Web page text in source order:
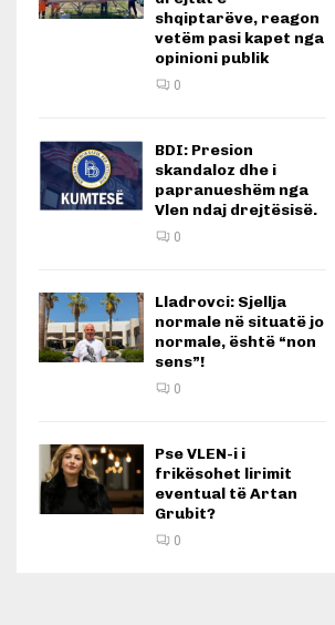
shqiptarëve, reagon
vetëm pasi kapet nga
opinioni publik
0
BDI: Presion
skandaloz dhe i
papranueshëm nga
Vlen ndaj drejtësisë.
0
Lladrovci: Sjellja
normale në situatë jo
normale, është “non
sens”!
0
Pse VLEN-i i
frikësohet lirimit
eventual të Artan
Grubit?
0